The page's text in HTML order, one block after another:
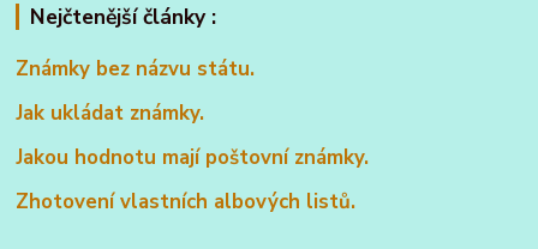
Nejčtenější články :
Známky bez názvu státu.
Jak ukládat známky.
Jakou hodnotu mají poštovní známky.
Zhotovení vlastních albových listů.